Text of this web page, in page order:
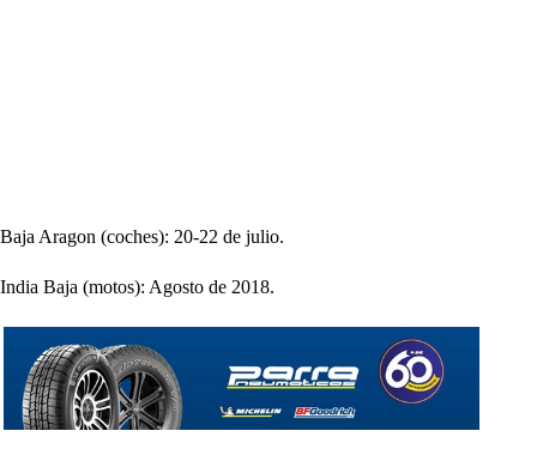
Baja Aragon (coches): 20-22 de julio.
India Baja (motos): Agosto de 2018.